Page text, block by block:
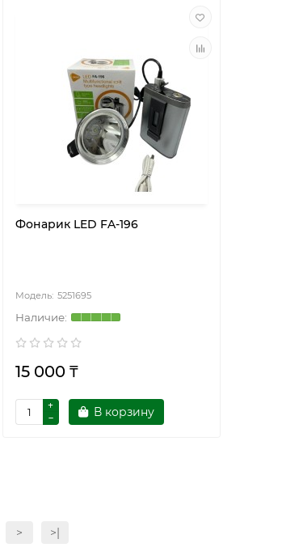
Фонарик LED FA-196
5251695
15 000 ₸
В корзину
> >|